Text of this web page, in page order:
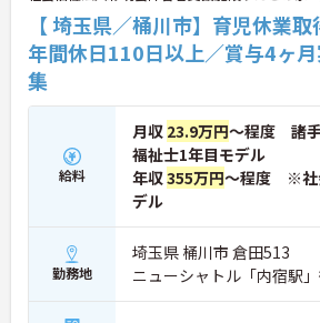
【 埼玉県／桶川市】育児休業
年間休日110日以上／賞与4ヶ
集
給料
月収 23.9万円～程度 諸
福祉士1年目モデル
年収355万円～程度 ※社
デル
勤務地
埼玉県 桶川市 倉田513
ニューシャトル「内宿駅